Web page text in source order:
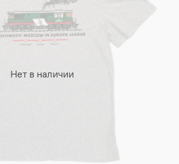
Нет в наличии